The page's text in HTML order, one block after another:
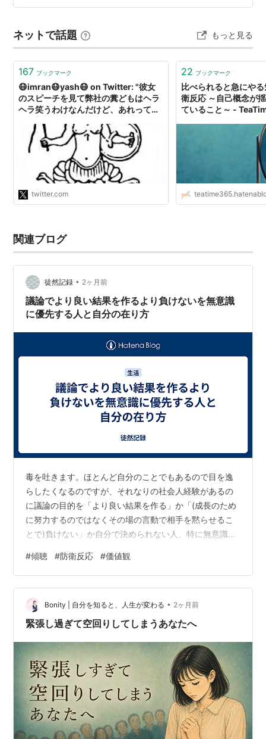
合がある。 【構造】 防衛反応が議論を停止させるのは理
先されるためである。 本来の議論は、 観測 ↓ 検討 ↓ 修
正 ↓ 理解更新 によって進行する。 しかし反論が、 意…
ネットで話題 もっと見る
167 ブックマーク
😷imran😷yash😷 on Twitter: "彼女
のスピーチを見て弊社の糞どもはヘラ
ヘラ笑うわけなんだけど、あれって何
ちの一種の心理的防衛反応なんだろう
なと思う。疚しさを打ち消すためにと
りあえず反射的に彼女を否定する。そ
ういうクズしぐさ。"
twitter.com
22 ブックマーク
比べられると急にや
衛反応 ～自己概念が
ていること～ -
関連ブログ
徒然記録 • 2ヶ月前
議論でより良い結果を作るより負けないを無意識
に優先する人と自分の在り方
毒を吐きます。ほとんど自分のことでもあるので目を逸
らしたくなるのですが、それなりの社会人経験があるの
に議論の目的を「より良い結果を作る」か「(成長のため
に努力するのではなくその場の言動で相手を黙らせるこ
とで)負けない」か自分で決められない人、特に無意識で
も良いのですが、後者を優先されるとチームとして良い
成果を出す妨げとなる場合があります。 具体的には、責
任からは逃げるのに事前調整せず他チームとの打ち合わ
せに挑んでリスク管理不足を指摘されると指摘者やリー
ダーへの責任転換や論点のすげ替えで押し通そうとする
#傾聴 #防衛反応 #価値観
Bonity | 自分を知ると、人生が変わる • 2ヶ月前
緊張し過ぎて空回りしてしまうあなたへ